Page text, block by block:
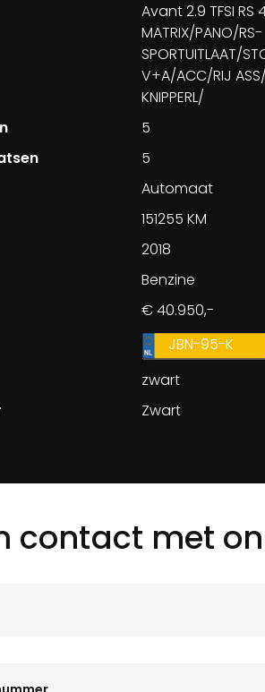
Avant 2.9 TFSI
MATRIX/PANO/RS-
SPORTUITLAAT/
V+A/ACC/RIJ
KNIPPERL/
5
5
Automaat
151255 KM
2018
Benzine
€ 40.950,-
JBN-95-K
zwart
Zwart
contact met